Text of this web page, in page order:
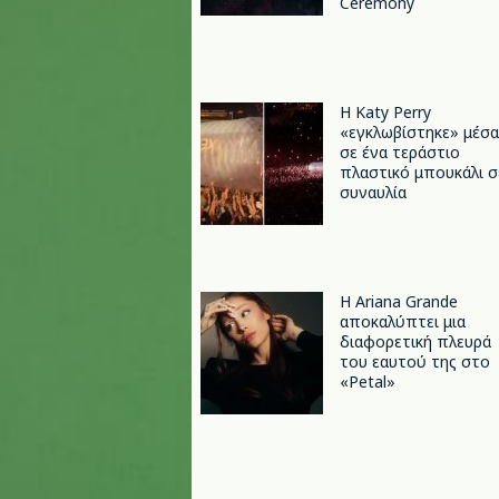
H Katy Perry
«εγκλωβίστηκε» μέσα
σε ένα τεράστιο
πλαστικό μπουκάλι
συναυλία
Η Ariana Grande
αποκαλύπτει μια
διαφορετική πλευρά
του εαυτού της στο
«Petal»